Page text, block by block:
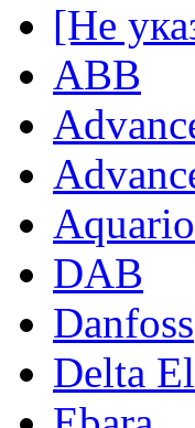
[Не
ABB
Aquario
DAB
Danfoss
Delta